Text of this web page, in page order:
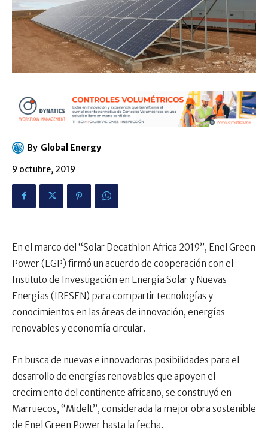
By Global Energy
9 octubre, 2019
En el marco del “Solar Decathlon Africa 2019”, Enel Green
Power (EGP) firmó un acuerdo de cooperación con el
Instituto de Investigación en Energía Solar y Nuevas
Energías (IRESEN) para compartir tecnologías y
conocimientos en las áreas de innovación, energías
renovables y economía circular.
En busca de nuevas e innovadoras posibilidades para el
desarrollo de energías renovables que apoyen el
crecimiento del continente africano, se construyó en
Marruecos, “Midelt”, considerada la mejor obra sostenible
de Enel Green Power hasta la fecha.